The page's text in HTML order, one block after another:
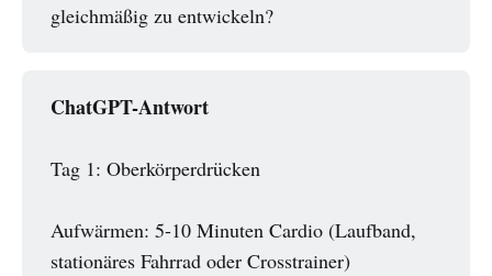
gleichmäßig zu entwickeln?
ChatGPT-Antwort
Tag 1: Oberkörperdrücken
Aufwärmen: 5-10 Minuten Cardio (Laufband,
stationäres Fahrrad oder Crosstrainer)